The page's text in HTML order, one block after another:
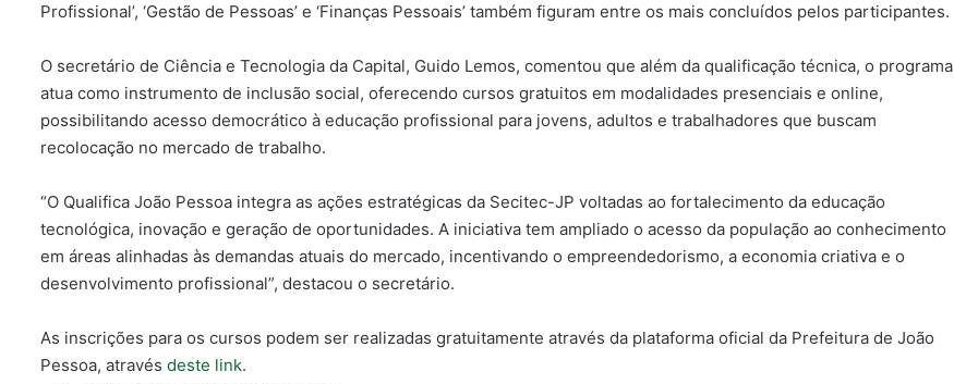
Profissional’, ‘Gestão de Pessoas’ e ‘Finanças Pessoais’ também figuram entre os mais concluídos pelos participantes.
O secretário de Ciência e Tecnologia da Capital, Guido Lemos, comentou que além da qualificação técnica, o programa
atua como instrumento de inclusão social, oferecendo cursos gratuitos em modalidades presenciais e online,
possibilitando acesso democrático à educação profissional para jovens, adultos e trabalhadores que buscam
recolocação no mercado de trabalho.
“O Qualifica João Pessoa integra as ações estratégicas da Secitec-JP voltadas ao fortalecimento da educação
tecnológica, inovação e geração de oportunidades. A iniciativa tem ampliado o acesso da população ao conhecimento
em áreas alinhadas às demandas atuais do mercado, incentivando o empreendedorismo, a economia criativa e o
desenvolvimento profissional”, destacou o secretário.
As inscrições para os cursos podem ser realizadas gratuitamente através da plataforma oficial da Prefeitura de João
Pessoa, através deste link.